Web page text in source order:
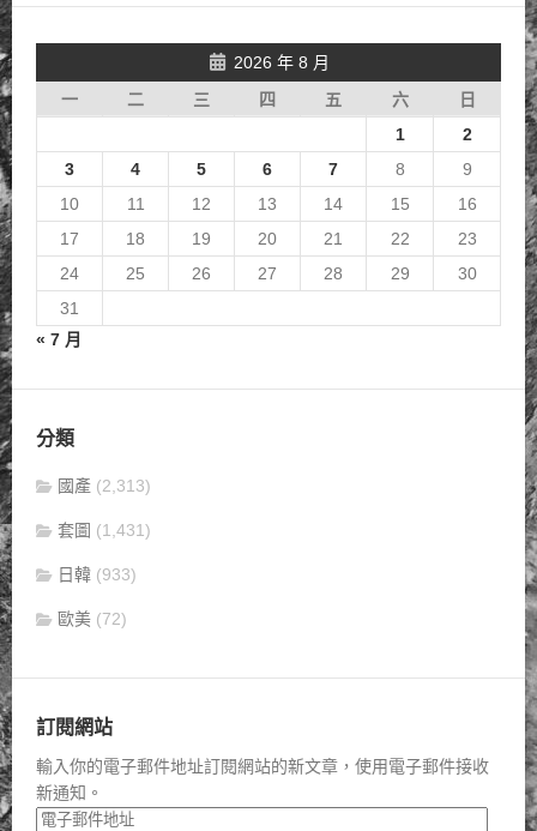
2026 年 8 月
一
二 三 四 五 六
日
1
2
3
4 5 6 7 8
9
10
11 12 13 14 15
16
17
18 19 20 21 22
23
24
25 26 27 28 29
30
31
« 7 月
分類
國產 (2,313)
套圖 (1,431)
日韓 (933)
歐美 (72)
訂閱網站
輸入你的電子郵件地址訂閱網站的新文章，使用電子郵件接收
新通知。